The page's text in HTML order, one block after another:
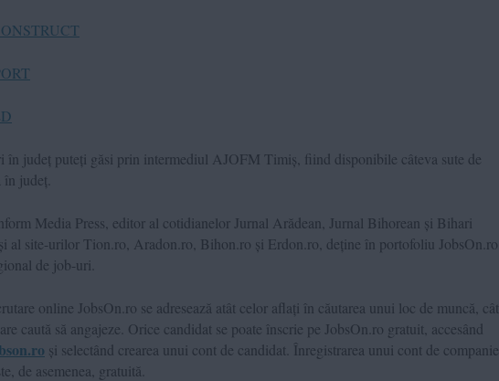
în județ puteți găsi prin intermediul AJOFM Timiș, fiind disponibile câteva sute de
județ.
Media Press, editor al cotidianelor Jurnal Arădean, Jurnal Bihorean și Bihari
al site-urilor Tion.ro, Aradon.ro, Bihon.ro și Erdon.ro, deține în portofoliu JobsOn.ro,
de job-uri.
online JobsOn.ro se adresează atât celor aflați în căutarea unui loc de muncă, cât
caută să angajeze. Orice candidat se poate înscrie pe JobsOn.ro gratuit, accesând
și selectând crearea unui cont de candidat. Înregistrarea unui cont de companie
de asemenea, gratuită.